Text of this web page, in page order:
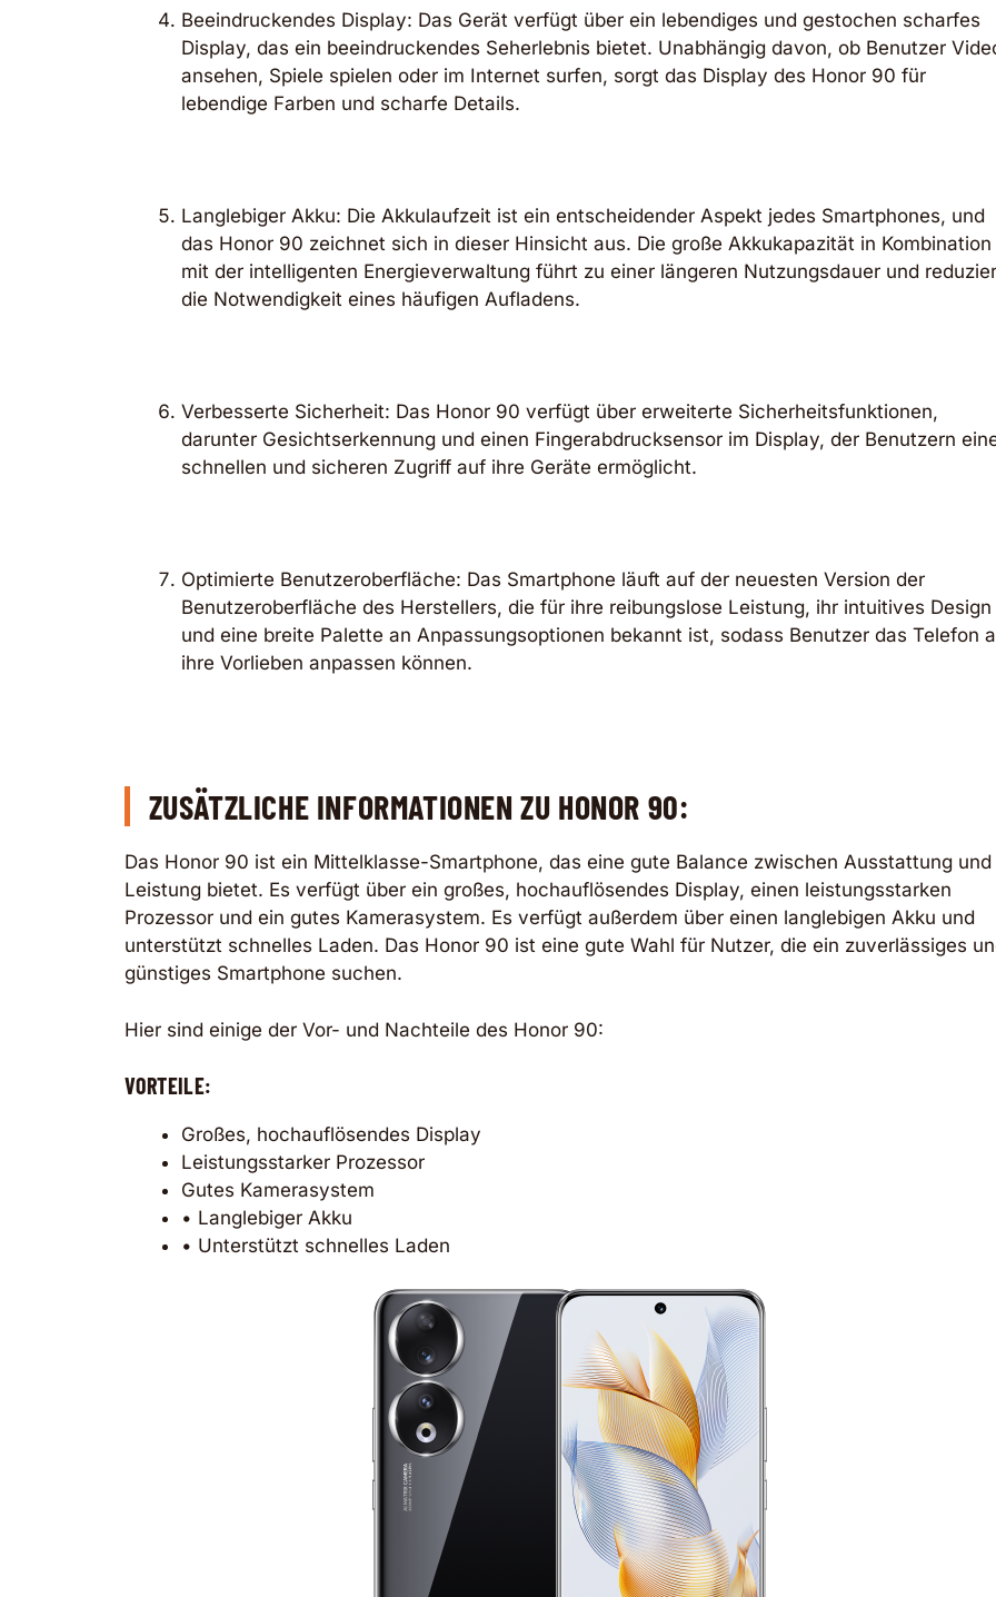
Beeindruckendes Display: Das Gerät verfügt über ein lebendiges und gestochen scharfes
Display, das ein beeindruckendes Seherlebnis bietet. Unabhängig davon, ob Benutzer
ansehen, Spiele spielen oder im Internet surfen, sorgt das Display des Honor 90 für
lebendige Farben und scharfe Details.
Langlebiger Akku: Die Akkulaufzeit ist ein entscheidender Aspekt jedes Smartphones, und
das Honor 90 zeichnet sich in dieser Hinsicht aus. Die große Akkukapazität in Kombination
mit der intelligenten Energieverwaltung führt zu einer längeren Nutzungsdauer und
die Notwendigkeit eines häufigen Aufladens.
Verbesserte Sicherheit: Das Honor 90 verfügt über erweiterte Sicherheitsfunktionen,
darunter Gesichtserkennung und einen Fingerabdrucksensor im Display, der Benutzern
schnellen und sicheren Zugriff auf ihre Geräte ermöglicht.
Optimierte Benutzeroberfläche: Das Smartphone läuft auf der neuesten Version der
Benutzeroberfläche des Herstellers, die für ihre reibungslose Leistung, ihr intuitives Design
und eine breite Palette an Anpassungsoptionen bekannt ist, sodass Benutzer das Telefon
ihre Vorlieben anpassen können.
ZUSÄTZLICHE INFORMATIONEN ZU HONOR 90:
Das Honor 90 ist ein Mittelklasse-Smartphone, das eine gute Balance zwischen Ausstattung und
Leistung bietet. Es verfügt über ein großes, hochauflösendes Display, einen leistungsstarken
Prozessor und ein gutes Kamerasystem. Es verfügt außerdem über einen langlebigen Akku und
unterstützt schnelles Laden. Das Honor 90 ist eine gute Wahl für Nutzer, die ein zuverlässiges
günstiges Smartphone suchen.
Hier sind einige der Vor- und Nachteile des Honor 90:
VORTEILE:
Großes, hochauflösendes Display
Leistungsstarker Prozessor
Gutes Kamerasystem
• Langlebiger Akku
• Unterstützt schnelles Laden